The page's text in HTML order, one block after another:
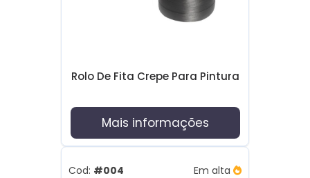
Rolo De Fita Crepe Para Pintura
Mais informações
Cod: #004 Em alta